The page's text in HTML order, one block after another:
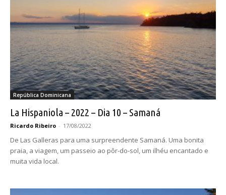
República Dominicana
La Hispaniola – 2022 – Dia 10 – Samaná
Ricardo Ribeiro - 17/08/2022
De Las Galleras para uma surpreendente Samaná. Uma bonita
praia, a viagem, um passeio ao pôr-do-sol, um ilhéu encantado e
muita vida local.